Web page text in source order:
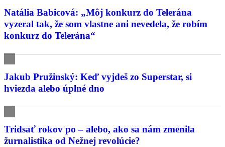
Natália Babicová: „Môj konkurz do Telerána
vyzeral tak, že som vlastne ani nevedela, že robím
konkurz do Telerána“
Jakub Pružinský: Keď vyjdeš zo Superstar, si
hviezda alebo úplné dno
Tridsať rokov po – alebo, ako sa nám zmenila
žurnalistika od Nežnej revolúcie?